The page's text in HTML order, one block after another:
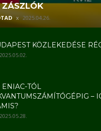
ZÁSZLÓK
2025.04.26.
KÖZLEKEDÉSE
2025.05.02.
ENIAC-TÓL
–
2025.05.28.